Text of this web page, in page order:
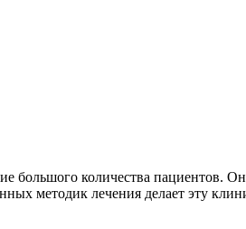
большого количества пациентов.
методик лечения делает эту